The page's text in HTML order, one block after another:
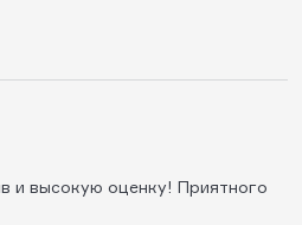
и высокую оценку! Приятного